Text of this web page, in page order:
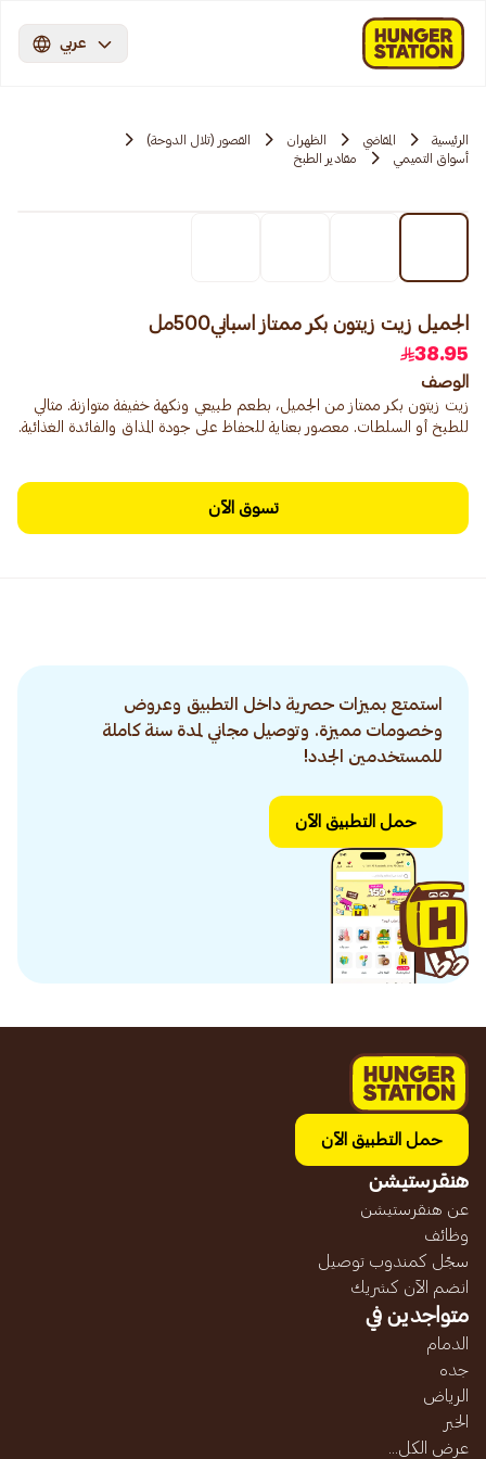
عربي
الرئيسية المقاضي الظهران
القصور (تلال الدوحة)
أسواق التميمي
مقادير الطبخ
الجميل زيت زيتون بكر ممتاز اسباني500مل
38.95
الوصف
زيت زيتون بكر ممتاز من الجميل، بطعم طبيعي ونكهة خفيفة متوازنة. مثالي
للطبخ أو السلطات. معصور بعناية للحفاظ على جودة المذاق والفائدة الغذائية.
تسوق الآن
استمتع بميزات حصرية داخل التطبيق وعروض
وخصومات مميزة. وتوصيل مجاني لمدة سنة كاملة
للمستخدمين الجدد!
حمل التطبيق الآن
حمل التطبيق الآن
هنقرستيشن
عن هنقرستيشن
وظائف
سجّل كمندوب توصيل
انضم الآن كشريك
متواجدين في
الدمام
جده
الرياض
الخبر
عرض الكل...